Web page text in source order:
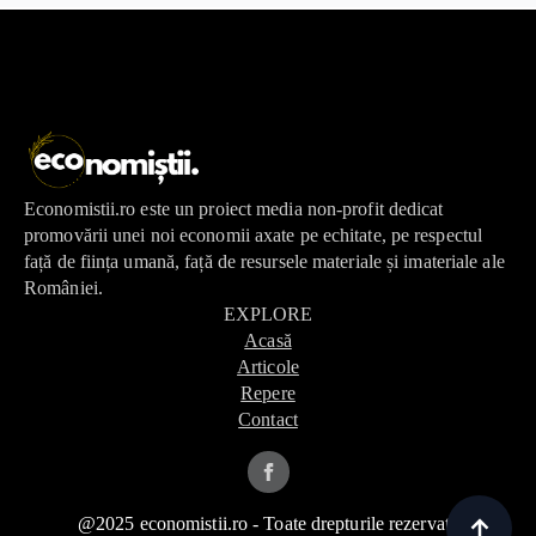
Economistii.ro este un proiect media non-profit dedicat
promovării unei noi economii axate pe echitate, pe respectul
față de ființa umană, față de resursele materiale și imateriale ale
României.
EXPLORE
Acasă
Articole
Repere
Contact
@2025 economistii.ro - Toate drepturile rezervate